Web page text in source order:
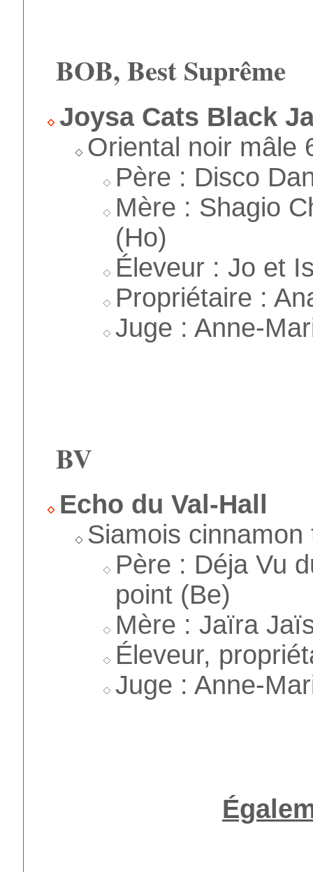
BOB, Best Suprême
Joysa Cats Black
Oriental noir mâle
Père : Disco
Mère : Shagio
(Ho)
Éleveur : Jo et
Propriétaire :
Juge : Anne-
BV
Echo du Val-Hall
Siamois
Père : Déja Vu
point (Be)
Mère : Jaïra
Éleveur,
Juge : Anne-